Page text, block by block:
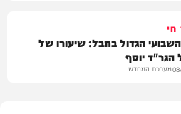
חי
הגדול בתבל: שיעורו של
יוסף
מערכת המחדש